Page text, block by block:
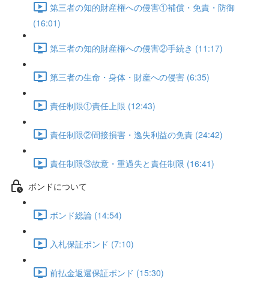
第三者の知的財産権への侵害①補償・免責・防御
(16:01)
第三者の知的財産権への侵害②手続き (11:17)
第三者の生命・身体・財産への侵害 (6:35)
責任制限①責任上限 (12:43)
責任制限②間接損害・逸失利益の免責 (24:42)
責任制限③故意・重過失と責任制限 (16:41)
ボンドについて
ボンド総論 (14:54)
入札保証ボンド (7:10)
前払金返還保証ボンド (15:30)